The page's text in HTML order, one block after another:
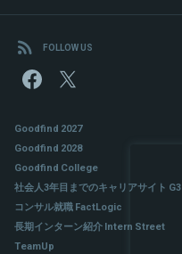
FOLLOW US
Goodfind 2027
Goodfind 2028
Goodfind College
社会人3年目までのキャリアサイト G3
コンサル就職 FactLogic
長期インターン紹介 Intern Street
TeamUp